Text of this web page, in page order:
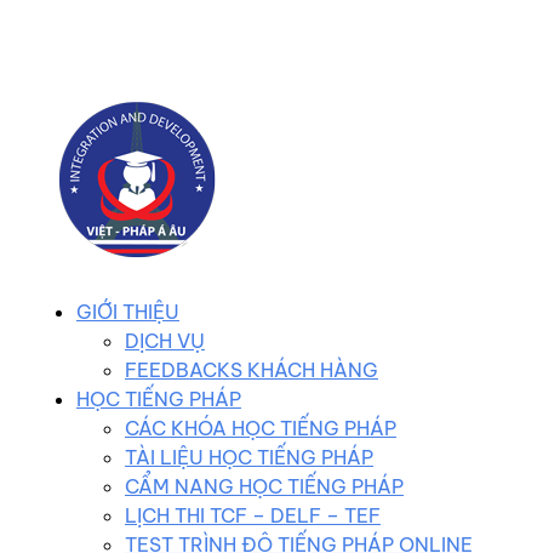
GIỚI THIỆU
DỊCH VỤ
FEEDBACKS KHÁCH HÀNG
HỌC TIẾNG PHÁP
CÁC KHÓA HỌC TIẾNG PHÁP
TÀI LIỆU HỌC TIẾNG PHÁP
CẨM NANG HỌC TIẾNG PHÁP
LỊCH THI TCF – DELF – TEF
TEST TRÌNH ĐỘ TIẾNG PHÁP ONLINE